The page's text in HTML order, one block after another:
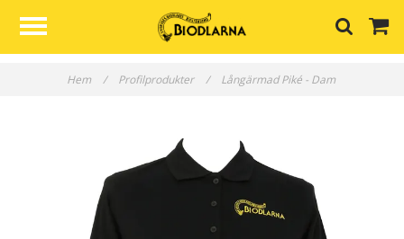
Hem / Profilprodukter / Långärmad Piké - Dam